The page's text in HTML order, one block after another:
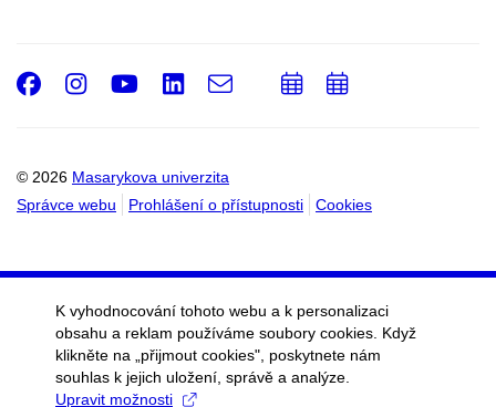
© 2026 Masarykova univerzita
Správce webu
Prohlášení o přístupnosti Cookies
Facebook
Instagram
Youtube
LinkedIn
e-
PřidatPřidat
K vyhodnocování tohoto webu a k personalizaci
obsahu a reklam používáme soubory cookies. Když
klikněte na „přijmout cookies", poskytnete nám
souhlas k jejich uložení, správě a analýze.
Upravit možnosti